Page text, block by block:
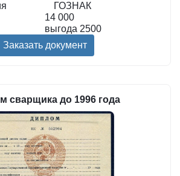
ГОЗНАК
14 000
выгода 2500
Заказать документ
сварщика до 1996 года